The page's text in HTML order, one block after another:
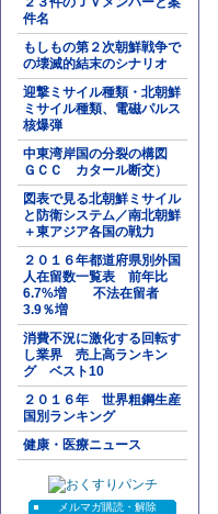
件名
もしもの第２次朝鮮戦争で
の壊滅的結末のシナリオ
迎撃ミサイル種類・北朝鮮
ミサイル種類、電磁パルス
核爆弾
中東湾岸国の分裂の構図
ＧＣＣ カタール断交）
図表で見る北朝鮮ミサイル
と防衛システム／南北朝鮮
＋東アジア各国の戦力
２０１６年都道府県別外国
人在留数一覧表 前年比
6.7%増 不法在留者
3.9％増
消費不況に激化する回転す
し業界 売上高ランキン
グ ベスト10
２０１６年 世界粗鋼生産
国別ランキング
健康・医療ニュース
メルマガ購読・解除